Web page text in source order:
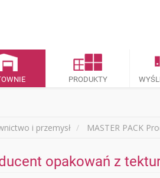
PRODUKTY
i przemysł MASTER PACK
opakowań z